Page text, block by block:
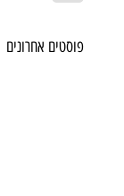
פוסטים אחרונים